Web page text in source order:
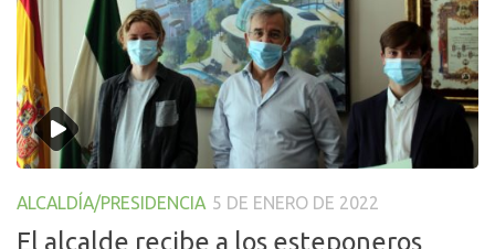
ALCALDÍA/PRESIDENCIA 5 DE ENERO DE 2022
El alcalde recibe a los esteponeros